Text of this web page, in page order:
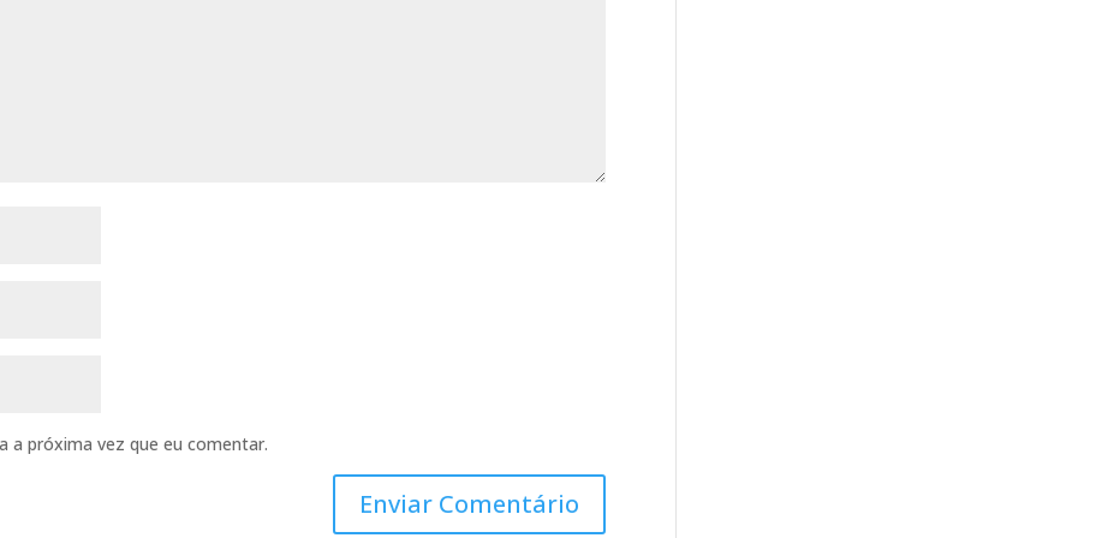
a próxima vez que eu comentar.